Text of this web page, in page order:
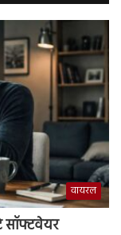
वायरल
सॉफ्टवेयर